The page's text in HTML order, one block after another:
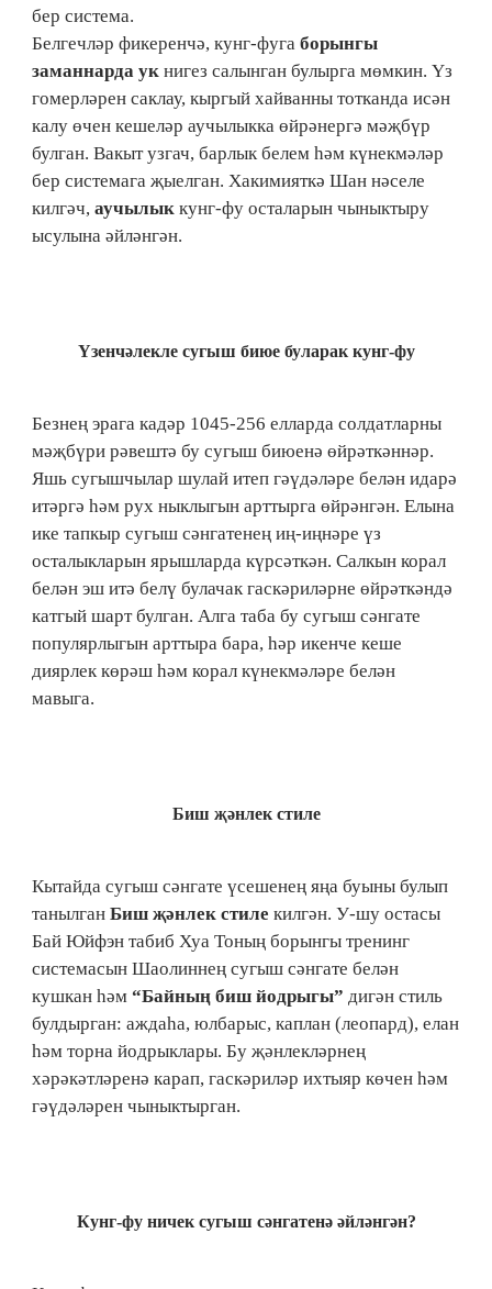
бер система.
Белгечләр фикеренчә, кунг-фуга борынгы
заманнарда ук нигез салынган булырга мөмкин. Үз
гомерләрен саклау, кыргый хайванны тотканда исән
калу өчен кешеләр аучылыкка өйрәнергә мәҗбүр
булган. Вакыт узгач, барлык белем һәм күнекмәләр
бер системага җыелган. Хакимияткә Шан нәселе
килгәч, аучылык кунг-фу осталарын чыныктыру
ысулына әйләнгән.
Үзенчәлекле сугыш биюе буларак кунг-фу
Безнең эрага кадәр 1045-256 елларда солдатларны
мәҗбүри рәвештә бу сугыш биюенә өйрәткәннәр.
Яшь сугышчылар шулай итеп гәүдәләре белән идарә
итәргә һәм рух ныклыгын арттырга өйрәнгән. Елына
ике тапкыр сугыш сәнгатенең иң-иңнәре үз
осталыкларын ярышларда күрсәткән. Салкын корал
белән эш итә белү булачак гаскәриләрне өйрәткәндә
катгый шарт булган. Алга таба бу сугыш сәнгате
популярлыгын арттыра бара, һәр икенче кеше
диярлек көрәш һәм корал күнекмәләре белән
мавыга.
Биш җәнлек стиле
Кытайда сугыш сәнгате үсешенең яңа буыны булып
танылган Биш җәнлек стиле килгән. У-шу остасы
Бай Юйфэн табиб Хуа Тоның борынгы тренинг
системасын Шаолиннең сугыш сәнгате белән
кушкан һәм “Байның биш йодрыгы” дигән стиль
булдырган: аждаһа, юлбарыс, каплан (леопард), елан
һәм торна йодрыклары. Бу җәнлекләрнең
хәрәкәтләренә карап, гаскәриләр ихтыяр көчен һәм
гәүдәләрен чыныктырган.
Кунг-фу ничек сугыш сәнгатенә әйләнгән?